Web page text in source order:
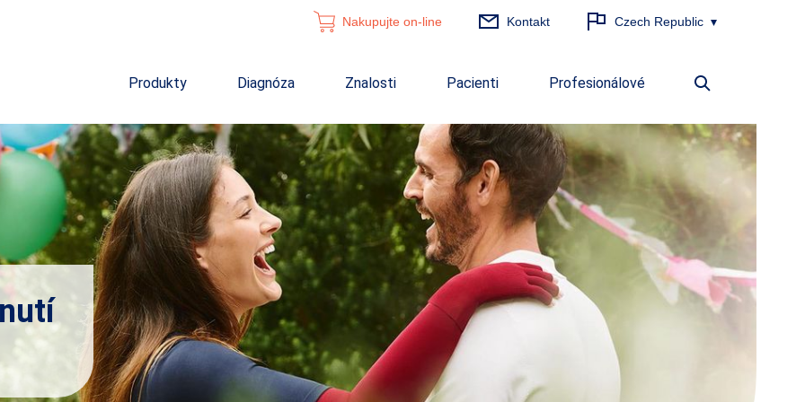
Nakupujte on-line Kontakt Czech Republic
Produkty Diagnóza Znalosti Pacienti Profesionálové